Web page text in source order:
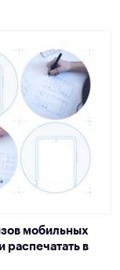
мобильных
в